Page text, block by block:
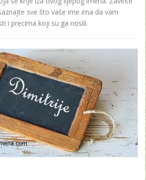
sve što vaše ime ima da vam
i precima koji su ga nosili.